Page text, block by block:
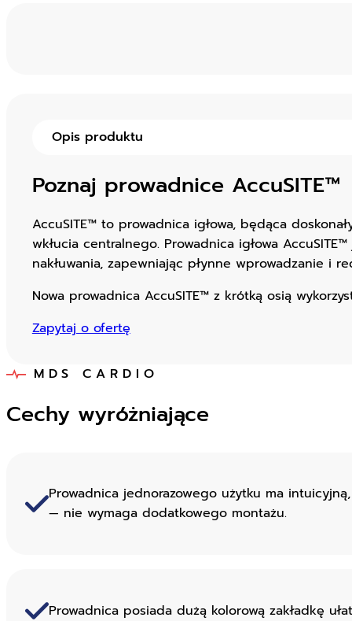
Opis produktu
Poznaj prowadnice AccuSITE™
AccuSITE™ to prowadnica igłowa, będąca
wkłucia centralnego. Prowadnica igłowa
nakłuwania, zapewniając płynne wprowadzanie i
Nowa prowadnica AccuSITE™ z krótką osią
Zapytaj o ofertę
MDS CARDIO
Cechy wyróżniające
Prowadnica jednorazowego użytku ma
— nie wymaga dodatkowego montażu.
Prowadnica posiada dużą kolorową zakładkę